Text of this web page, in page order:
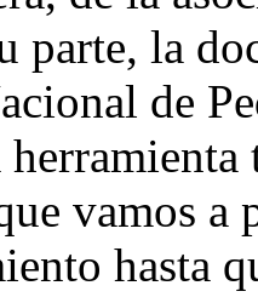
parte, la
de
vamos
hasta